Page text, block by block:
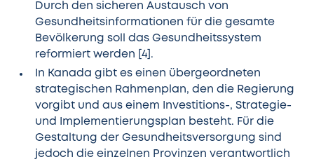
Durch den sicheren Austausch von
Gesundheitsinformationen für die gesamte
Bevölkerung soll das Gesundheitssystem
reformiert werden [4].
In Kanada gibt es einen übergeordneten
strategischen Rahmenplan, den die Regierung
vorgibt und aus einem Investitions-, Strategie-
und Implementierungsplan besteht. Für die
Gestaltung der Gesundheitsversorgung sind
jedoch die einzelnen Provinzen verantwortlich